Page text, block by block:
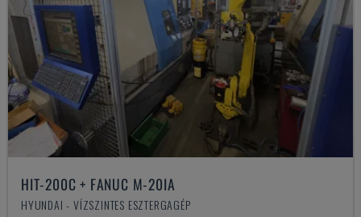
HIT-200C + FANUC M-20IA
HYUNDAI - VÍZSZINTES ESZTERGAGÉP